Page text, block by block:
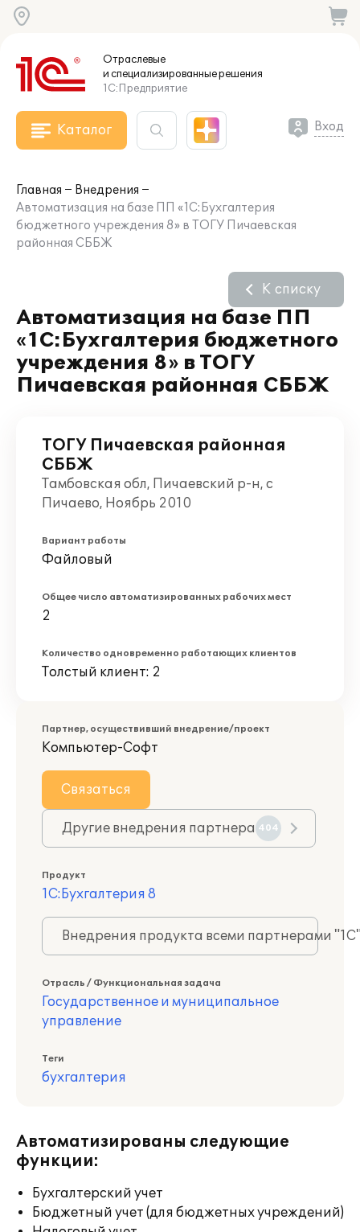
Отраслевые
и специализированныерешения
1С:Предприятие
Каталог Вход
Главная
Внедрения
Автоматизация на базе ПП «1С:Бухгалтерия
бюджетного учреждения 8» в ТОГУ Пичаевская
районная СББЖ
Автоматизация на базе ПП
«1С:Бухгалтерия бюджетного
учреждения 8» в ТОГУ
Пичаевская районная СББЖ
К списку
ТОГУ Пичаевская районная
СББЖ
Тамбовская обл, Пичаевский р-н, с
Пичаево, Ноябрь 2010
Вариант работы
Файловый
Общее число автоматизированных рабочих мест
2
Количество одновременно работающих клиентов
Толстый клиент: 2
Партнер, осуществивший внедрение/проект
Компьютер-Софт
Связаться
Другие внедрения партнера 404
Продукт
1С:Бухгалтерия 8
Внедрения продукта всеми партнерами
Отрасль / Функциональная задача
Государственное и муниципальное
управление
Теги
бухгалтерия
Автоматизированы следующие
функции:
Бухгалтерский учет
Бюджетный учет (для бюджетных учреждений)